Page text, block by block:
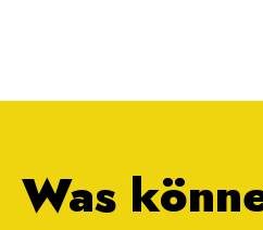
Was